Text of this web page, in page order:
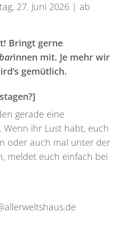
27. Juni 2026 | ab
Bringt gerne
innen mit. Je mehr wir
gemütlich.
gerade eine
. Wenn ihr Lust habt, euch
oder auch mal unter der
meldet euch einfach bei